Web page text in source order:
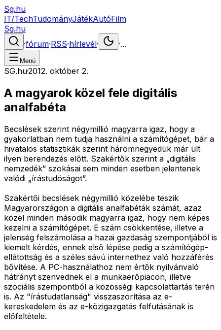
Sg.hu
IT/TechTudományJátékAutóFilm
Sg.hu
·fórum·RSS·hírlevél· ·...
Menü
SG.hu·2012. október 2.
A magyarok közel fele digitális
analfabéta
Becslések szerint négymillió magyarra igaz, hogy a
gyakorlatban nem tudja használni a számítógépet, bár a
hivatalos statisztikák szerint háromnegyedük már ült
ilyen berendezés előtt. Szakértők szerint a „digitális
nemzedék” szokásai sem minden esetben jelentenek
valódi „írástudóságot”.
Szakértői becslések négymillió közelébe teszik
Magyarországon a digitális analfabéták számát, azaz
közel minden második magyarra igaz, hogy nem képes
kezelni a számítógépet. E szám csökkentése, illetve a
jelenség felszámolása a hazai gazdaság szempontjából is
kiemelt kérdés, ennek első lépése pedig a számítógép-
ellátottság és a széles sávú internethez való hozzáférés
bővítése. A PC-használathoz nem értők nyilvánvaló
hátrányt szenvednek el a munkaerőpiacon, illetve
szociális szempontból a közösségi kapcsolattartás terén
is. Az "írástudatlanság" visszaszorítása az e-
kereskedelem és az e-közigazgatás felfutásának is
előfeltétele.